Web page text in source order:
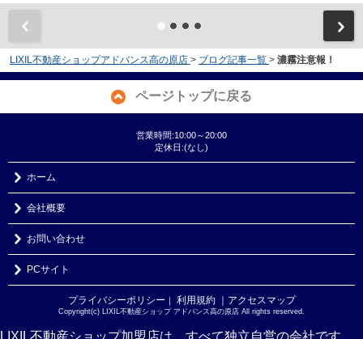
LIXIL不動産ショップアドバンス高の原店 > ブログ記事一覧 > 濃霧注意報！
ページトップに戻る
営業時間:10:00～20:00
定休日:(なし)
ホーム
会社概要
お問い合わせ
PCサイト
プライバシーポリシー ｜ 利用規約 ｜アクセスマップ
Copyright(c) LIXIL不動産ショップ アドバンス高の原店 All rights reserved.
LIXIL不動産ショップ加盟店は、すべて独立自営の会社です。